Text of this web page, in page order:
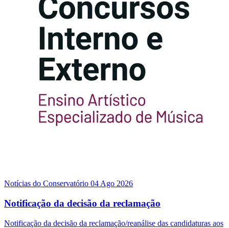
Notícias do Conservatório 04 Ago 2026
Notificação da decisão da reclamação
Notificação da decisão da reclamação/reanálise das candidaturas aos